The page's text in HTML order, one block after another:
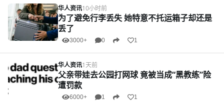
华人资讯10小时前
为了避免行李丢失 她特意不托运箱子却还是
丢了
3000+ 0 1
华人资讯1天前
父亲带娃去公园打网球 竟被当成“黑教练”险
遭罚款
6000+ 1 1